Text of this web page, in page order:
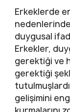
Erkeklerde
duygusal
Erkekler,
gerektiği ve
gerektiği
gelişimini